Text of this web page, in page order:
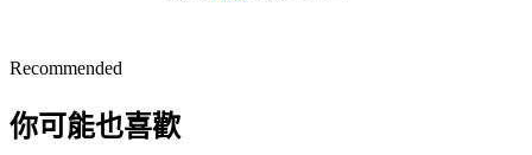
Recommended
你可能也喜歡